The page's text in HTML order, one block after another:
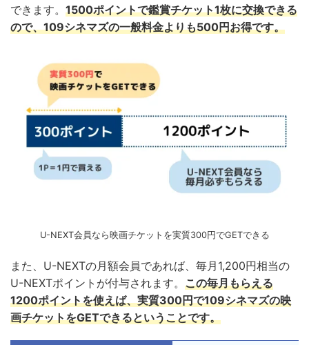
できます。 1500ポイントで鑑賞チケット1枚に交換できる
ので、109シネマズの一般料金よりも500円お得です。
U-NEXT会員なら映画チケットを実質300円でGETできる
また、U-NEXTの月額会員であれば、毎月1,200円相当の
U-NEXTポイントが付与されます。 この毎月もらえる
1200ポイントを使えば、実質300円で109シネマズの映
画チケットをGETできるということです。